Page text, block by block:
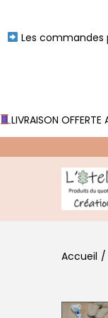
Les commandes
LIVRAISON
s
s
Accueil /